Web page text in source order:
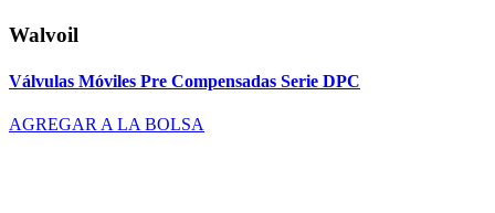
Walvoil
Válvulas Móviles Pre Compensadas Serie DPC
AGREGAR A LA BOLSA